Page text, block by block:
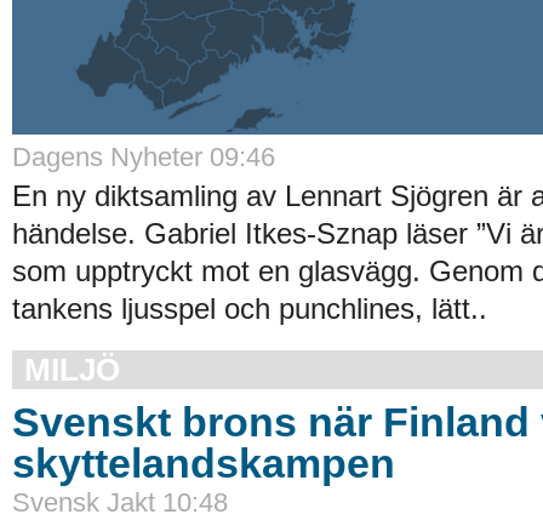
Dagens Nyheter 09:46
En ny diktsamling av Lennart Sjögren är
händelse. Gabriel Itkes-Sznap läser ”Vi
som upptryckt mot en glasvägg. Genom
tankens ljusspel och punchlines, lätt..
MILJÖ
Svenskt brons när Finland
skyttelandskampen
Svensk Jakt 10:48